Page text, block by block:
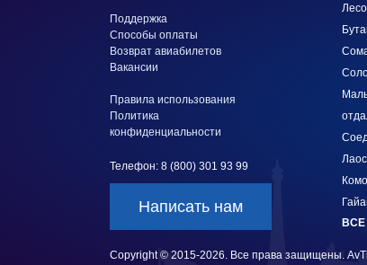
Лаос
Поддержка
Способы оплаты
Возврат авиабилетов
Вакансии
Правила использования
Политика
конфиденциальности
Телефон: 8 (800) 301 93 99
Написать нам
Copyright © 2015-2026. Все права защищены.